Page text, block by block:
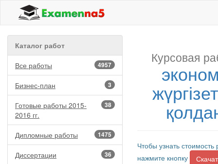
Каталог работ
4957
Все работы
3
Бизнес-план
38
Готовые работы 2015-
2016 гг.
1475
Дипломные работы
36
Диссертации
Курсовая
Чтобы узнать
нажмите кнопку